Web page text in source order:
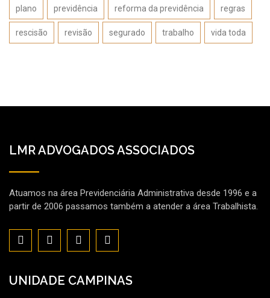
plano previdência reforma da previdência regras
rescisão revisão segurado trabalho vida toda
LMR ADVOGADOS ASSOCIADOS
Atuamos na área Previdenciária Administrativa desde 1996 e a
partir de 2006 passamos também a atender a área Trabalhista.
UNIDADE CAMPINAS